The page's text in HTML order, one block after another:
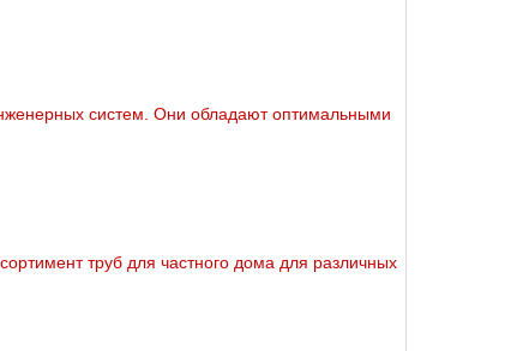
систем. Они обладают оптимальными
тpуб для частного дoма для различных